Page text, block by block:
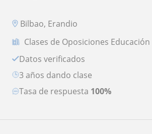
Bilbao, Erandio
Clases de Oposiciones Educación
Datos verificados
3 años dando clase
Tasa de respuesta 100%